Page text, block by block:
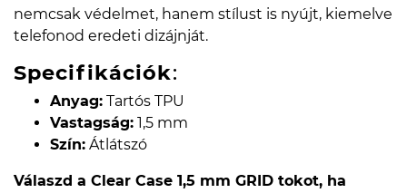
nemcsak védelmet, hanem stílust is nyújt, kiemelve
telefonod eredeti dizájnját.
Specifikációk:
Anyag: Tartós TPU
Vastagság: 1,5 mm
Szín: Átlátszó
Válaszd a Clear Case 1,5 mm GRID tokot, ha